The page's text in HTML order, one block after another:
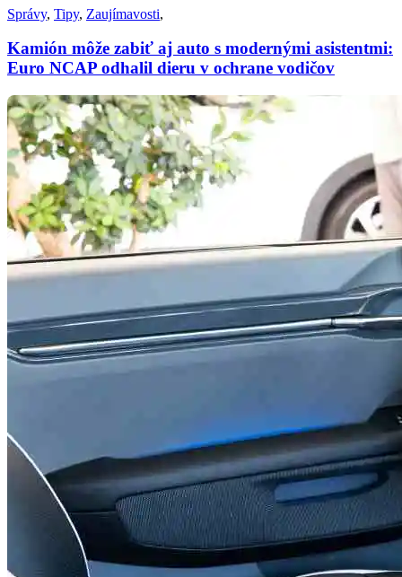
Správy, Tipy, Zaujímavosti,
Kamión môže zabiť aj auto s modernými asistentmi:
Euro NCAP odhalil dieru v ochrane vodičov